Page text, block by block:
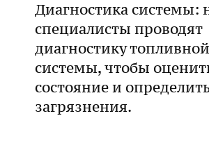
Диагностика системы:
специалисты проводят
диагностику топливной
системы, чтобы
состояние и
загрязнения.